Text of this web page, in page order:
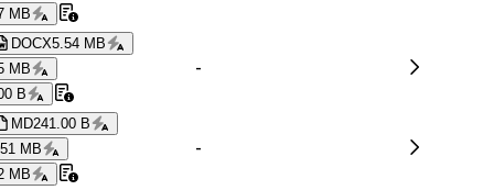
MB
DOCX5.54 MB
MB
B
-
MD241.00 B
MB
MB
-